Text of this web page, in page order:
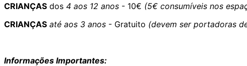
CRIANÇAS dos 4 aos 12 anos - 10€ (5€ consumíveis nos
CRIANÇAS até aos 3 anos - Gratuito (devem ser portadoras
Informações Importantes: